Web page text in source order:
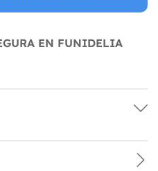
EN FUNIDELIA